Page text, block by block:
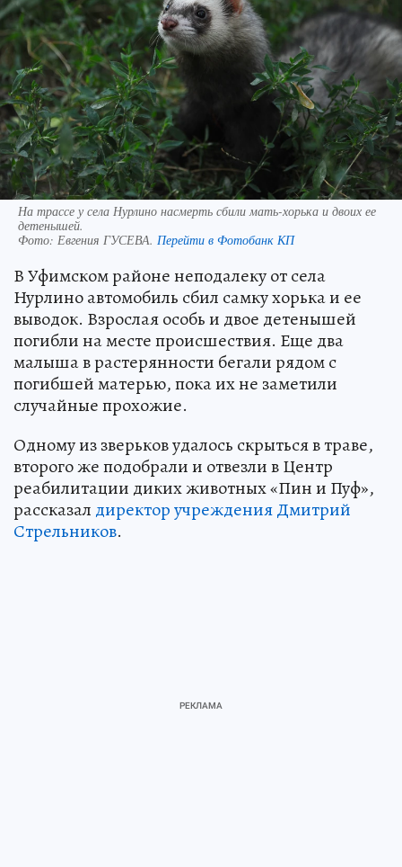
На трассе у села Нурлино насмерть сбили мать-хорька и двоих ее
детенышей.
Фото: Евгения ГУСЕВА. Перейти в Фотобанк КП
В Уфимском районе неподалеку от села
Нурлино автомобиль сбил самку хорька и ее
выводок. Взрослая особь и двое детенышей
погибли на месте происшествия. Еще два
малыша в растерянности бегали рядом с
погибшей матерью, пока их не заметили
случайные прохожие.
Одному из зверьков удалось скрыться в траве,
второго же подобрали и отвезли в Центр
реабилитации диких животных «Пин и Пуф»,
рассказал директор учреждения Дмитрий
Стрельников.